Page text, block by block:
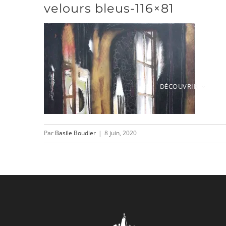
DÉCOUVRIR
velours bleus-116×81
Par Basile Boudier | 8 juin, 2020